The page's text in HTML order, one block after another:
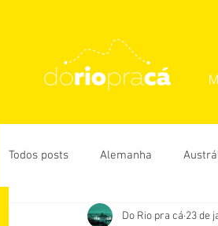
Todos posts Alemanha
Rio de Janeiro USA
Do Rio pra cá 23 de